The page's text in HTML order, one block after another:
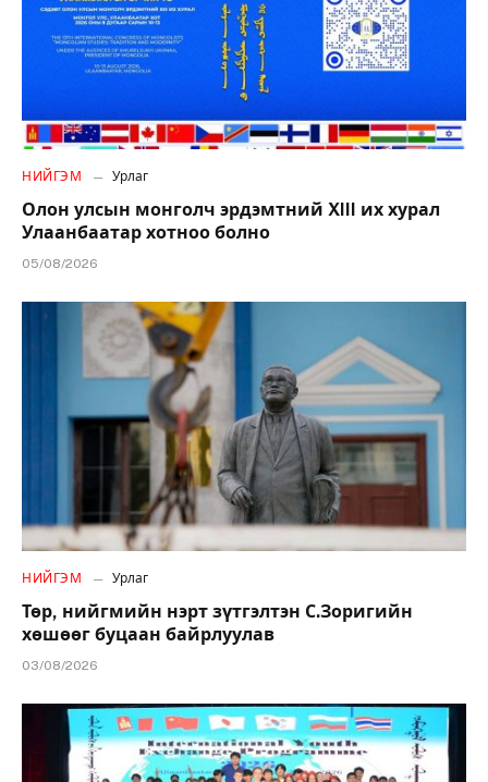
НИЙГЭМ Урлаг
Олон улсын монголч эрдэмтний XIII их хурал
Улаанбаатар хотноо болно
05/08/2026
НИЙГЭМ Урлаг
Төр, нийгмийн нэрт зүтгэлтэн С.Зоригийн
хөшөөг буцаан байрлуулав
03/08/2026